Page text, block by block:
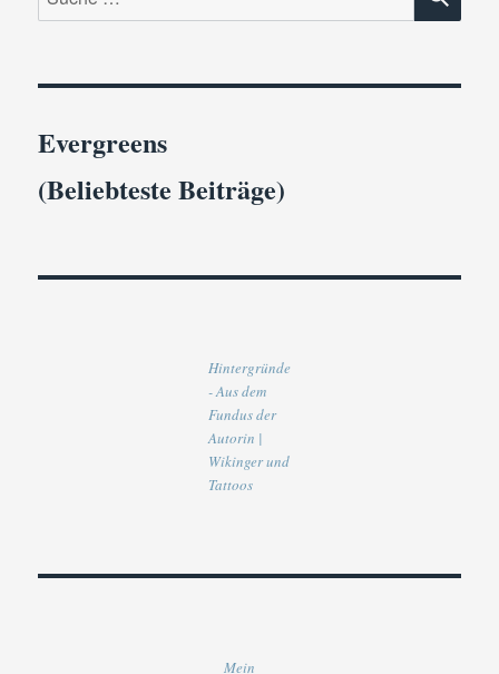
nach:
Evergreens
(Beliebteste Beiträge)
Hintergründe
- Aus dem
Fundus der
Autorin |
Wikinger und
Tattoos
Mein